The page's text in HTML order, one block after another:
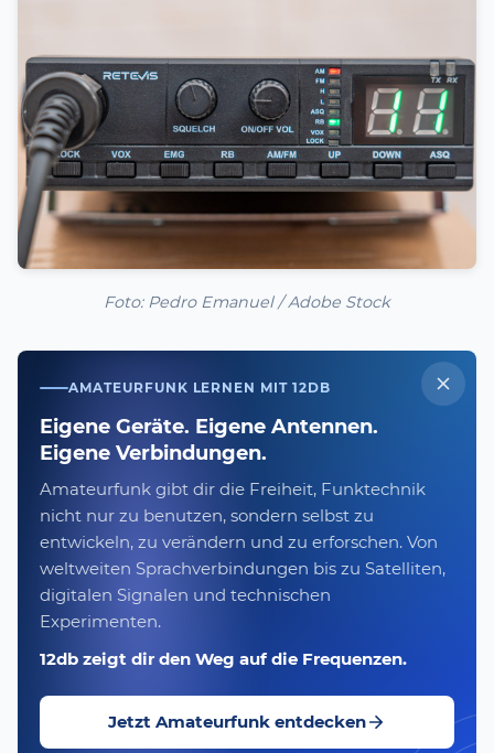
Foto: Pedro Emanuel / Adobe Stock
AMATEURFUNK LERNEN MIT 12DB
Eigene Geräte. Eigene Antennen.
Eigene Verbindungen.
Amateurfunk gibt dir die Freiheit, Funktechnik
nicht nur zu benutzen, sondern selbst zu
entwickeln, zu verändern und zu erforschen. Von
weltweiten Sprachverbindungen bis zu Satelliten,
digitalen Signalen und technischen
Experimenten.
12db zeigt dir den Weg auf die Frequenzen.
Jetzt Amateurfunk entdecken